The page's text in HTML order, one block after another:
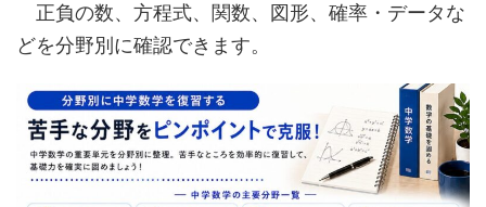
正負の数、方程式、関数、図形、確率・データな
どを分野別に確認できます。